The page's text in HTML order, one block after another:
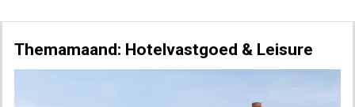
Themamaand: Hotelvastgoed & Leisure